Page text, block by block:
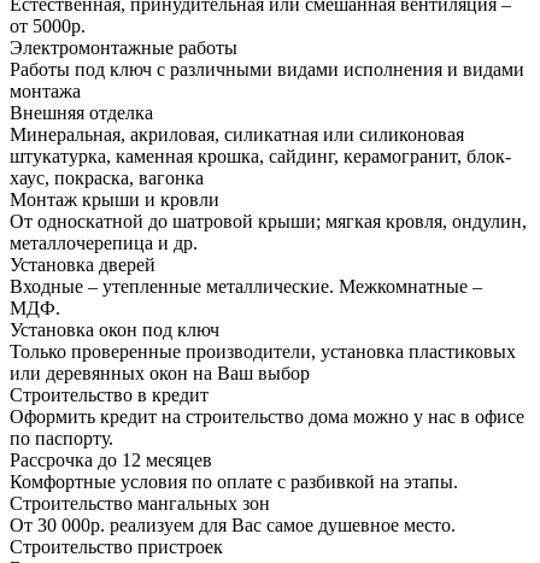
от 5000р.
Электромонтажные работы
Работы под ключ с различными видами исполнения и видами
монтажа
Внешняя отделка
Минеральная, акриловая, силикатная или силиконовая
штукатурка, каменная крошка, сайдинг, керамогранит, блок-
хаус, покраска, вагонка
Монтаж крыши и кровли
От односкатной до шатровой крыши; мягкая кровля, ондулин,
металлочерепица и др.
Установка дверей
Входные – утепленные металлические. Межкомнатные –
МДФ.
Установка окон под ключ
Только проверенные производители, установка пластиковых
или деревянных окон на Ваш выбор
Строительство в кредит
Оформить кредит на строительство дома можно у нас в офисе
по паспорту.
Рассрочка до 12 месяцев
Комфортные условия по оплате с разбивкой на этапы.
Строительство мангальных зон
От 30 000р. реализуем для Вас самое душевное место.
Строительство пристроек